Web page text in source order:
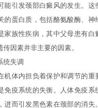
能引发颈部白癜风的发生。这
的蛋白质，包括酪氨酸酶、神
家族性疾病，其中父母患有白
因素并非主要的因素。
失调
体内担负着保护和调节的重
免疫系统的失衡。人体免疫系
进而引发黑色素在颈部的消失